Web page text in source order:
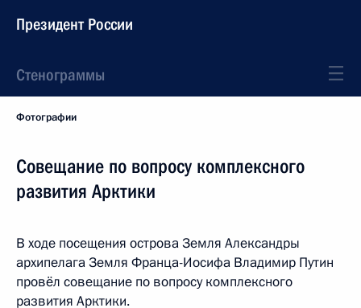
Президент России
Стенограммы
Фотографии
Совещание по вопросу комплексного
развития Арктики
В ходе посещения острова Земля Александры
архипелага Земля Франца-Иосифа Владимир Путин
провёл совещание по вопросу комплексного
развития Арктики.